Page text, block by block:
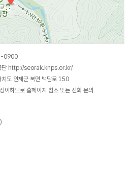
0900
단 http://seorak.knps.or.kr/
치도 인제군 북면 백담로 150
이하므로 홈페이지 참조 또는 전화 문의